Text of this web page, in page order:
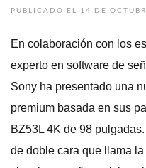
PUBLICADO EL 14 DE
En colaboración con los
experto en software de
Sony ha presentado una
premium basada en sus
BZ53L 4K de 98
de doble cara que llama